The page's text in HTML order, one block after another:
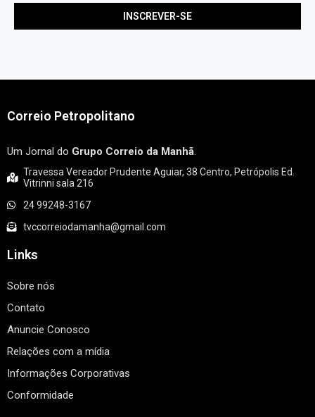
Correio Petropolitano
Um Jornal do Grupo Correio da Manhã.
Travessa Vereador Prudente Aguiar, 38 Centro, Petrópolis Ed.
Vitrinni sala 216
24 99248-3167
tvccorreiodamanha@gmail.com
Links
Sobre nós
Contato
Anuncie Conosco
Relações com a mídia
Informações Corporativas
Conformidade